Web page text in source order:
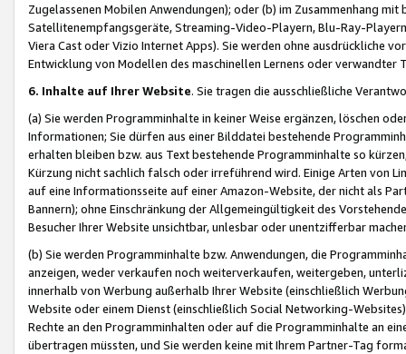
Zugelassenen Mobilen Anwendungen); oder (b) im Zusammenhang
Satellitenempfangsgeräte, Streaming-Video-Playern, Blu-Ray-
Viera Cast oder Vizio Internet Apps). Sie werden ohne ausdrückliche
Entwicklung von Modellen des maschinellen Lernens oder
6. Inhalte auf Ihrer Website. Sie tragen die ausschließliche
(a) Sie werden Programminhalte in keiner Weise ergänzen, löschen
Informationen; Sie dürfen aus einer Bilddatei bestehende
erhalten bleiben bzw. aus Text bestehende Programminhalte so
Kürzung nicht sachlich falsch oder irreführend wird. Einige Arten von
auf eine Informationsseite auf einer Amazon-Website, der nicht als
Bannern); ohne Einschränkung der Allgemeingültigkeit des
Besucher Ihrer Website unsichtbar, unlesbar oder unentzifferbar
(b) Sie werden Programminhalte bzw. Anwendungen, die
anzeigen, weder verkaufen noch weiterverkaufen, weitergeben,
innerhalb von Werbung außerhalb Ihrer Website (einschließlich
Website oder einem Dienst (einschließlich Social Networking-
Rechte an den Programminhalten oder auf die Programminhalte an
übertragen müssten, und Sie werden keine mit Ihrem Partner-Tag